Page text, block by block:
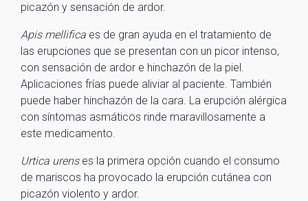
picazón y sensación de ardor.
Apis mellifica es de gran ayuda en el tratamiento de
las erupciones que se presentan con un picor intenso,
con sensación de ardor e hinchazón de la piel.
Aplicaciones frías puede aliviar al paciente. También
puede haber hinchazón de la cara. La erupción alérgica
con síntomas asmáticos rinde maravillosamente a
este medicamento.
Urtica urenses la primera opción cuando el consumo
de mariscos ha provocado la erupción cutánea con
picazón violento y ardor.